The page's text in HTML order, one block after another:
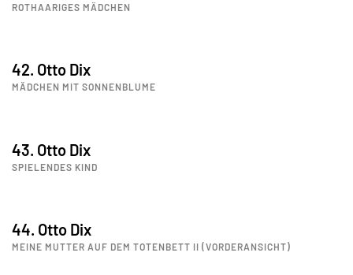
ROTHAARIGES MÄDCHEN
42. Otto Dix
MÄDCHEN MIT SONNENBLUME
43. Otto Dix
SPIELENDES KIND
44. Otto Dix
MEINE MUTTER AUF DEM TOTENBETT II (VORDERANSICHT)